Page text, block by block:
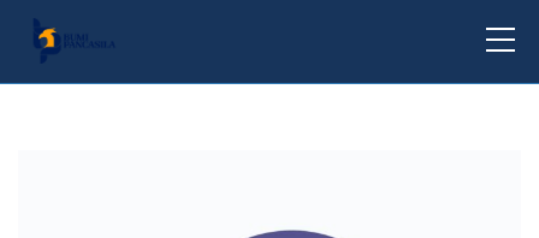
NARASI